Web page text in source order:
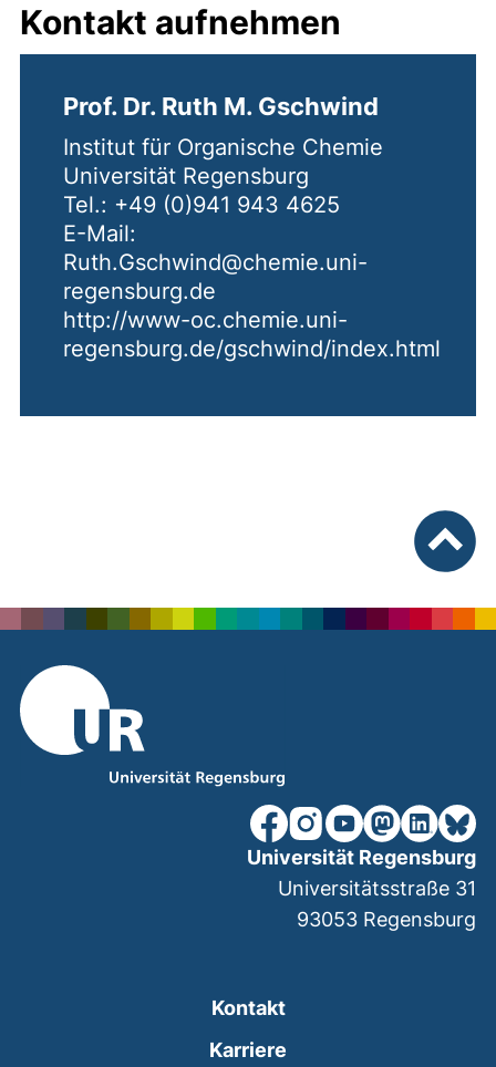
Kontakt aufnehmen
Prof. Dr. Ruth M. Gschwind
Institut für Organische Chemie
Universität Regensburg
Tel.: +49 (0)941 943 4625
E-Mail:
Ruth.Gschwind@chemie.uni-
regensburg.de
http://www-oc.chemie.uni-
regensburg.de/gschwind/index.html
nach
unsere Facebook-Seite
unsere Instagram-
unsere YouTube-
unsereunsere
Kontakt
Karriere
Universität Regensburg
Universitätsstraße 31
93053 Regensburg